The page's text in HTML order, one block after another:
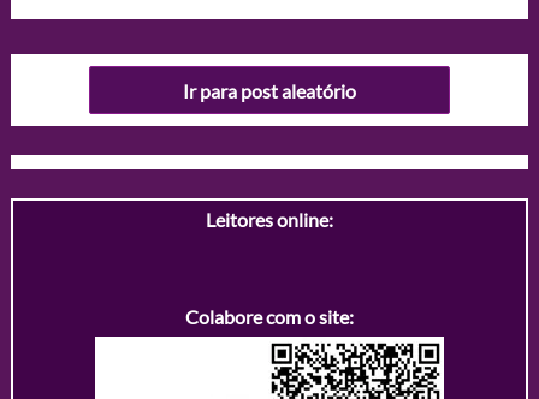
Ir para post aleatório
Leitores online:
Colabore com o site: